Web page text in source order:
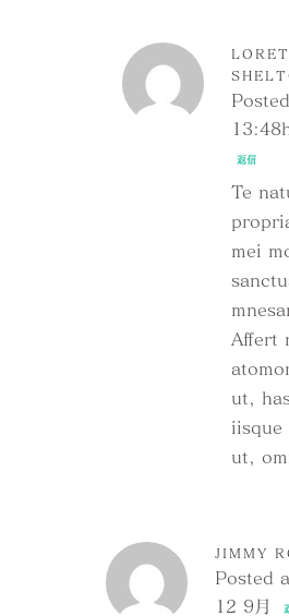
返信
Te
mei
Affert
ut,
iisque
ut,
JIMMY
Posted
12 9月